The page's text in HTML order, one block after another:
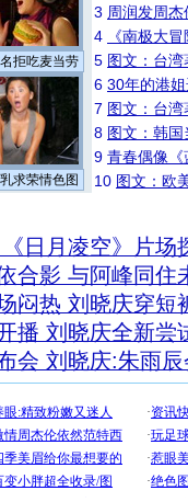
拒吃麦当劳
求荣情色图
3 周润发周
4
《南极大
5 图文：台
6 30年的港
7 图文：台
8 图文：韩
9 青春偶像《
10 图文：欧
日月凌空》片场
合影 与阿峰同住
闷热 刘晓庆穿短
播 刘晓庆全新尝
会 刘晓庆:朱雨